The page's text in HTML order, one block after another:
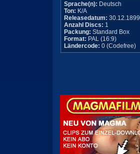
Sprache(n): Deutsch
Ton: K/A
Releasedatum: 30.12.1899
Anzahl Discs: 1
Packung: Standard Box
Format: PAL (16:9)
Ländercode: 0 (Codefree)